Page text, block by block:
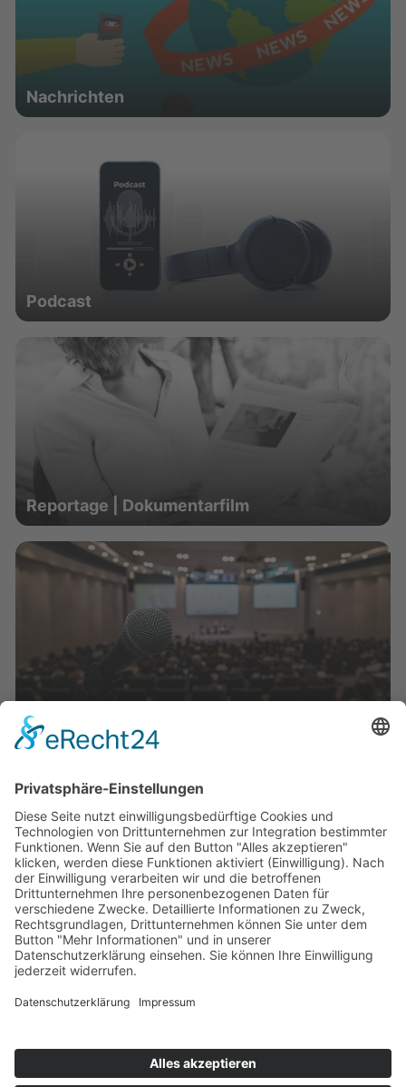
Nachrichten
Podcast
Reportage | Dokumentarfilm
Die Mediathek Hessen bietet vielfältige Videos,
Podcasts, Themen und Informationen.
Entdecken Sie unser Forum für Medien, Bildung
und Demokratie - jederzeit und überall
verfügbar.
Mehr erfahren
COOKIE-EINSTELLUNGEN